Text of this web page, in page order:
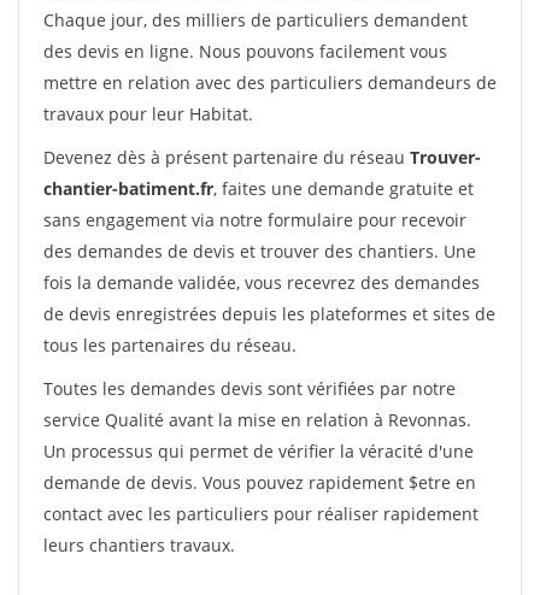
Chaque jour, des milliers de particuliers demandent
des devis en ligne. Nous pouvons facilement vous
mettre en relation avec des particuliers demandeurs de
travaux pour leur Habitat.
Devenez dès à présent partenaire du réseau Trouver-
chantier-batiment.fr, faites une demande gratuite et
sans engagement via notre formulaire pour recevoir
des demandes de devis et trouver des chantiers. Une
fois la demande validée, vous recevrez des demandes
de devis enregistrées depuis les plateformes et sites de
tous les partenaires du réseau.
Toutes les demandes devis sont vérifiées par notre
service Qualité avant la mise en relation à Revonnas.
Un processus qui permet de vérifier la véracité d'une
demande de devis. Vous pouvez rapidement $etre en
contact avec les particuliers pour réaliser rapidement
leurs chantiers travaux.